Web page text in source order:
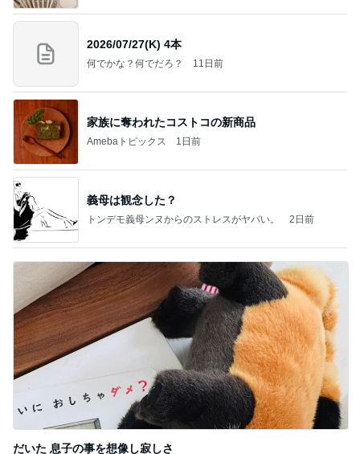
2026/07/27(K) 4本
何でかな？何でだろ？ 11日前
家族に奪われたコストコの新商品
Amebaトピックス 1日前
義母は観念した？
トンデモ義母ンヌからのストレスがヤバい。 2日前
だいた 息子の事を想像し寂しさ